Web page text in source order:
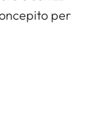
per